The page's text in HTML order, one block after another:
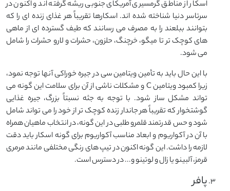
اسکار از مناطق گرمسیری آمریکای جنوبی ریشه گرفته اند و اکنون در
سرتاسر دنیا شناخته شده اند. اسکارها تقریباً هر غذای زنده ای را که
بتوانند ببلعند را به مصرف می رسانند که طیف گسترده ای از ماهی
های کوچک تر تا میگو، خرچنگ، حلزون، حشرات و لارو حشرات را شامل
می شود.
با این حال باید به تأمین ویتامین سی در جیره خوراکی آنها توجه نمود،
زیرا کمبود ویتامین C و مشکلات ناشی از آن برای سلامت این گونه می
تواند مشکل ساز شود. با توجه به جثه نسبتاً بزرگ، جیره غذایی
گوشتخوار که تقریباً هر جاندار زنده کوچک تر از خود را می تواند شامل
شود و حس قدرتمند قلمرو طلبی در این گونه، در انتخاب ماهیان همراه
با آن در آکواریوم و ابعاد مناسب آکواریوم برای گونه اسکار باید دقت
لازمه را داشت. این گونه اکنون در تیپ های رنگی مختلفی مانند مرمری
قرمز، آلبینو یا زال و لوتینو و... در دسترس است.
پافر